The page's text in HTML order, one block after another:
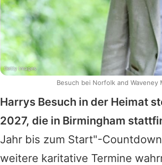
Harrys Besuch in der Heimat
2027, die in Birmingham
Jahr bis zum Start"-
weitere karitative Termine
Getty Images
Besuch bei Norfolk and Waveney